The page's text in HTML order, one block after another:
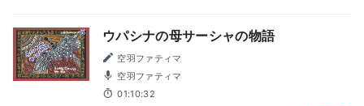
ウパシナの母サーシャの物語
空羽ファティマ
空羽ファティマ
01:10:32